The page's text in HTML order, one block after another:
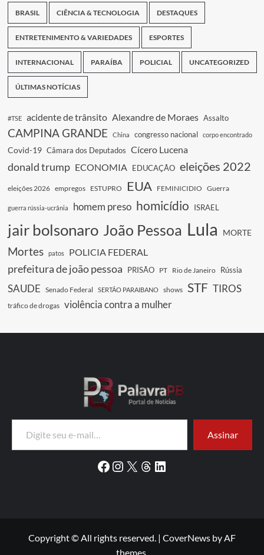
BRASIL CIÊNCIA & TECNOLOGIA DESTAQUES
ENTRETENIMENTO & VARIEDADES ESPORTES
INTERNACIONAL PARAÍBA POLICIAL UNCATEGORIZED
ÚLTIMAS NOTÍCIAS
#TSE acidente de trânsito Alexandre de Moraes Assalto
CAMPINA GRANDE China congresso nacional corpo encontrado
Covid-19 Câmara dos Deputados Cícero Lucena
donald trump ECONOMIA EDUCAÇÃO eleições 2022
eleições 2026 empregos ESTUPRO EUA FEMINICIDIO Guerra
guerra rússia-ucrânia homem preso homicídio ISRAEL
jair bolsonaro João Pessoa Lula MORTE
Mortes patos POLICIA FEDERAL
prefeitura de joão pessoa PRISÃO PT Rio de Janeiro Rússia
SAUDE Senado Federal SERTÃO PARAIBANO shows STF TIROS
tráfico de drogas violência contra a mulher
Digite seu e-mail…
Assinar
Facebook
Instagram
X Threads
LinkedIn
Copyright © All rights reserved. | CoverNews by AF
themes.